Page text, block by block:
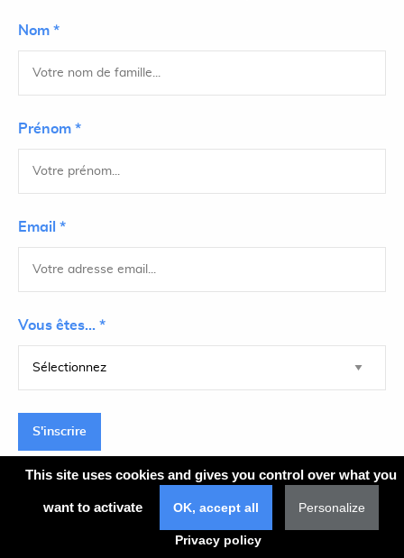
Nom *
Prénom *
Email *
Vous êtes... *
S'inscrire
This site uses cookies and gives you control over what you
want to activate OK, accept all Personalize
Privacy policy